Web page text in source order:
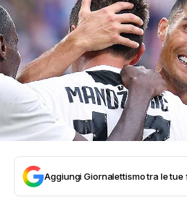
Aggiungi Giornalettismo tra le